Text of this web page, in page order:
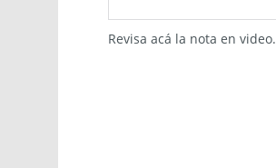
Revisa acá la nota en video.